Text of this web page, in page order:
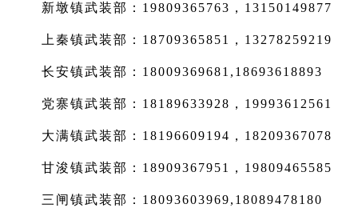
新墩镇武装部：19809365763，13150149877
上秦镇武装部：18709365851，13278259219
长安镇武装部：18009369681,18693618893
党寨镇武装部：18189633928，19993612561
大满镇武装部：18196609194，18209367078
甘浚镇武装部：18909367951，19809465585
三闸镇武装部：18093603969,18089478180